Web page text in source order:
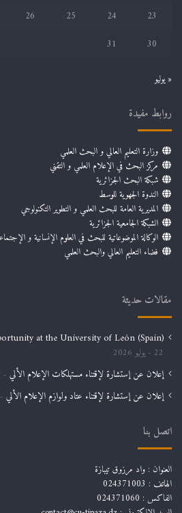
23
24
25
26
30
31
« يوليو
روابط مفيدة
وزارة التعليم العالي و البحث العلمي
مركز البحث في الإعلام العلمي و التقني
شبكة البحث الجزائرية
الندوة الجهوية للوسط
المديرية العامة للبحث العلمي و التطوير التكنولوجي
الشبكة الجامعية الجزائرية
الوكالة الموضوعاتية للبحث في العلوم الإنسانية و
فضاء التعليم العالي والبحث العلمي
مقالات حديثة
at the University of León (Spain)
22 يوليو 2026
إعلان عن إستشارة لإقتناء مستهلكات الإعلام الألي
إعلان عن إستشارة لإقتناء عتاد ولوازم الإعلام الألي
اتصل بنا
العنوان : واد مرزوق تيبازة
الهاتف : 024371003
الفاكس : 024371060